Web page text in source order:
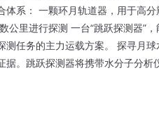
体系： 一颗环月轨道器，用于高
公里进行探测 一台“跳跃探测器”
测任务的主力运载方案。 探寻月
。跳跃探测器将携带水分子分析